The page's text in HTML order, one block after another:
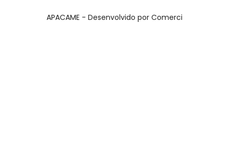
APACAME - Desenvolvido por Comerci